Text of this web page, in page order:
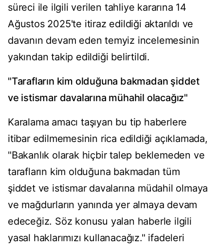
süreci ile ilgili verilen tahliye kararına 14
Ağustos 2025'te itiraz edildiği aktarıldı ve
davanın devam eden temyiz incelemesinin
yakından takip edildiği belirtildi.
"Tarafların kim olduğuna bakmadan şiddet
ve istismar davalarına mühahil olacağız"
Karalama amacı taşıyan bu tip haberlere
itibar edilmemesinin rica edildiği açıklamada,
"Bakanlık olarak hiçbir talep beklemeden ve
tarafların kim olduğuna bakmadan tüm
şiddet ve istismar davalarına müdahil olmaya
ve mağdurların yanında yer almaya devam
edeceğiz. Söz konusu yalan haberle ilgili
yasal haklarımızı kullanacağız." ifadeleri